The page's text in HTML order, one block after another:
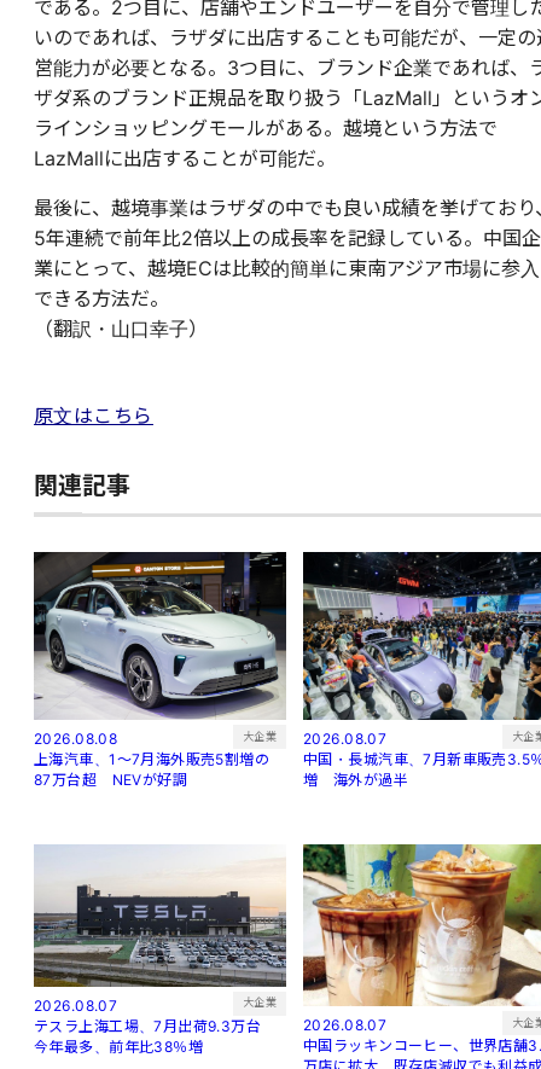
である。2つ目に、店舗やエンドユーザーを自分で管理し
いのであれば、ラザダに出店することも可能だが、一定の
営能力が必要となる。3つ目に、ブランド企業であれば、
ザダ系のブランド正規品を取り扱う「LazMall」というオ
ラインショッピングモールがある。越境という方法で
LazMallに出店することが可能だ。
最後に、越境事業はラザダの中でも良い成績を挙げており
5年連続で前年比2倍以上の成長率を記録している。中国企
業にとって、越境ECは比較的簡単に東南アジア市場に参入
できる方法だ。
（翻訳・山口幸子）
原文はこちら
関連記事
2026.08.08 大企業
上海汽車、1～7月海外販売5割増の
87万台超 NEVが好調
2026.08.07 大企
中国・長城汽車、7月新車販売3.5
増 海外が過半
2026.08.07 大企業
テスラ上海工場、7月出荷9.3万台
今年最多、前年比38％増
2026.08.07 大企
中国ラッキンコーヒー、世界店舗